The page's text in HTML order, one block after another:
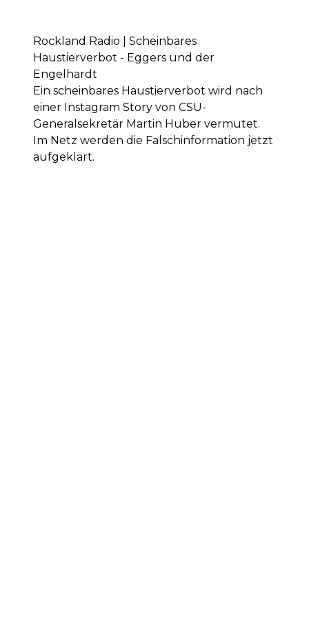
Rockland Radio | Scheinbares
Haustierverbot - Eggers und der
Engelhardt
Ein scheinbares Haustierverbot wird nach
einer Instagram Story von CSU-
Generalsekretär Martin Huber vermutet.
Im Netz werden die Falschinformation jetzt
aufgeklärt.